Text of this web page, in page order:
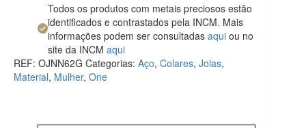
Todos os produtos com metais preciosos estão
identificados e contrastados pela INCM. Mais
informações podem ser consultadas aqui ou no
site da INCM aqui
REF: OJNN62G Categorias: Aço, Colares, Joias,
Material, Mulher, One